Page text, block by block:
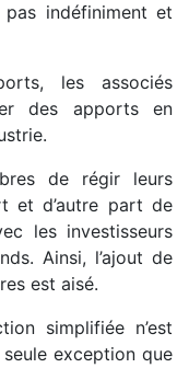
indéfiniment et
les associés
des apports en
de régir leurs
et d’autre part de
les investisseurs
Ainsi, l’ajout de
est aisé.
simplifiée n’est
exception que